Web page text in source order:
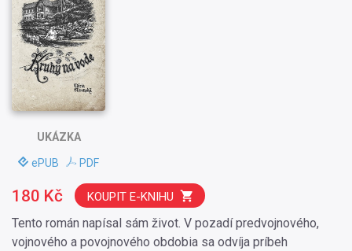
UKÁZKA
ePUB PDF
Tento román napísal sám život. V pozadí predvojnového,
vojnového a povojnového obdobia sa odvíja príbeh
180 Kč KOUPIT E-KNIHU